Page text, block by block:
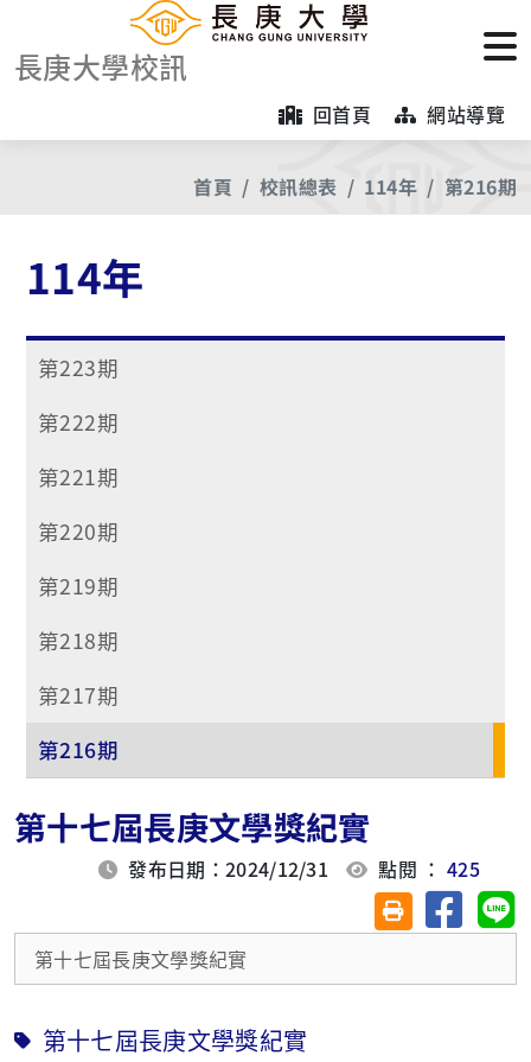
長庚大學校訊
回首頁 網站導覽
首頁 校訊總表 114年 第216期
114年
第223期
第222期
第221期
第220期
第219期
第218期
第217期
第216期
第十七屆長庚文學獎紀實
發布日期：2024/12/31 點閱 ：425
友善列印(另開視
分享至
第十七屆長庚文學獎紀實
第十七屆長庚文學獎紀實